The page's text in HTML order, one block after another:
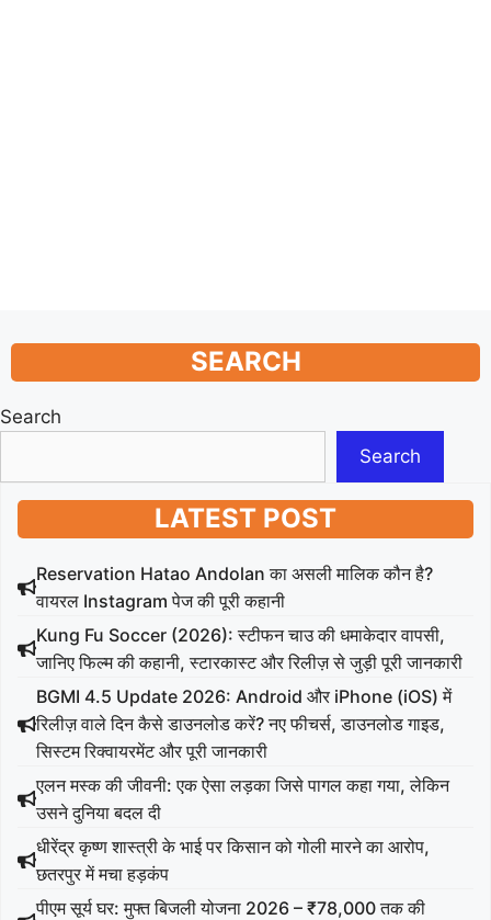
SEARCH
Search
Search
LATEST POST
Reservation Hatao Andolan का असली मालिक कौन है?
वायरल Instagram पेज की पूरी कहानी
Kung Fu Soccer (2026): स्टीफन चाउ की धमाकेदार वापसी,
जानिए फिल्म की कहानी, स्टारकास्ट और रिलीज़ से जुड़ी पूरी जानकारी
BGMI 4.5 Update 2026: Android और iPhone (iOS) में
रिलीज़ वाले दिन कैसे डाउनलोड करें? नए फीचर्स, डाउनलोड गाइड,
सिस्टम रिक्वायरमेंट और पूरी जानकारी
एलन मस्क की जीवनी: एक ऐसा लड़का जिसे पागल कहा गया, लेकिन
उसने दुनिया बदल दी
धीरेंद्र कृष्ण शास्त्री के भाई पर किसान को गोली मारने का आरोप,
छतरपुर में मचा हड़कंप
पीएम सूर्य घर: मुफ्त बिजली योजना 2026 – ₹78,000 तक की